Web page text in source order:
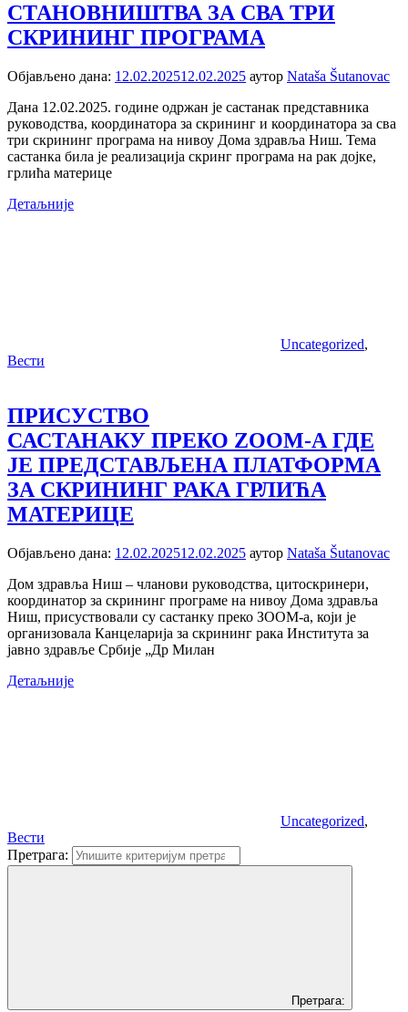
СТАНОВНИШТВА ЗА СВА ТРИ
СКРИНИНГ ПРОГРАМА
Објављено дана: 12.02.202512.02.2025 аутор Nataša Šutanovac
Дана 12.02.2025. године одржан је састанак представника
руководства, координатора за скрининг и координатора за сва
три скрининг програма на нивоу Дома здравља Ниш. Тема
састанка била је реализација скринг програма на рак дојке,
грлића материце
Детаљније
Uncategorized,
Вести
ПРИСУСТВО
САСТАНАКУ ПРЕКО ZOOM-А ГДЕ
ЈЕ ПРЕДСТАВЉЕНА ПЛАТФОРМА
ЗА СКРИНИНГ РАКА ГРЛИЋА
МАТЕРИЦЕ
Објављено дана: 12.02.202512.02.2025 аутор Nataša Šutanovac
Дом здравља Ниш – чланови руководства, цитоскринери,
координатор за скрининг програме на нивоу Дома здравља
Ниш, присуствовали су састанку преко ЗООМ-а, који је
организовала Канцеларија за скрининг рака Института за
јавно здравље Србије „Др Милан
Детаљније
Uncategorized,
Вести
Претрага:
Претрага: